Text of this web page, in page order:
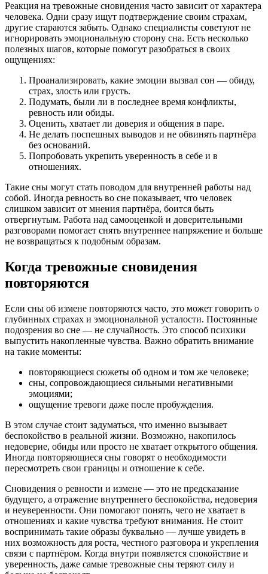
Реакция на тревожные сновидения часто зависит от характера
человека. Одни сразу ищут подтверждение своим страхам,
другие стараются забыть. Однако специалисты советуют не
игнорировать эмоциональную сторону сна. Есть несколько
полезных шагов, которые помогут разобраться в своих
ощущениях:
Проанализировать, какие эмоции вызвал сон — обиду,
страх, злость или грусть.
Подумать, были ли в последнее время конфликты,
ревность или обиды.
Оценить, хватает ли доверия и общения в паре.
Не делать поспешных выводов и не обвинять партнёра
без оснований.
Попробовать укрепить уверенность в себе и в
отношениях.
Такие сны могут стать поводом для внутренней работы над
собой. Иногда ревность во сне показывает, что человек
слишком зависит от мнения партнёра, боится быть
отвергнутым. Работа над самооценкой и доверительными
разговорами помогает снять внутреннее напряжение и больше
не возвращаться к подобным образам.
Когда тревожные сновидения
повторяются
Если сны об измене повторяются часто, это может говорить о
глубинных страхах и эмоциональной усталости. Постоянные
подозрения во сне — не случайность. Это способ психики
выпустить накопленные чувства. Важно обратить внимание
на такие моменты:
повторяющиеся сюжеты об одном и том же человеке;
сны, сопровождающиеся сильными негативными
эмоциями;
ощущение тревоги даже после пробуждения.
В этом случае стоит задуматься, что именно вызывает
беспокойство в реальной жизни. Возможно, накопилось
недоверие, обиды или просто не хватает открытого общения.
Иногда повторяющиеся сны говорят о необходимости
пересмотреть свои границы и отношение к себе.
Сновидения о ревности и измене — это не предсказание
будущего, а отражение внутреннего беспокойства, недоверия
и неуверенности. Они помогают понять, чего не хватает в
отношениях и какие чувства требуют внимания. Не стоит
воспринимать такие образы буквально — лучше увидеть в
них возможность для роста, честного разговора и укрепления
связи с партнёром. Когда внутри появляется спокойствие и
уверенность, даже самые тревожные сны теряют силу и